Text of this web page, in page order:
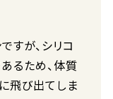
すが、シリコ
るため、体質
飛び出てしま